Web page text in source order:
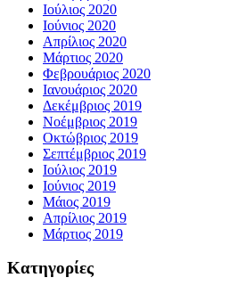
Ιούλιος 2020
Ιούνιος 2020
Απρίλιος 2020
Μάρτιος 2020
Φεβρουάριος 2020
Ιανουάριος 2020
Δεκέμβριος 2019
Νοέμβριος 2019
Οκτώβριος 2019
Σεπτέμβριος 2019
Ιούλιος 2019
Ιούνιος 2019
Μάιος 2019
Απρίλιος 2019
Μάρτιος 2019
Kατηγορίες